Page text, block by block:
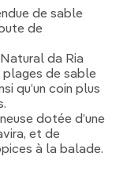
de sable
de
da Ria
de sable
qu’un coin plus
dotée d’une
et de
à la balade.